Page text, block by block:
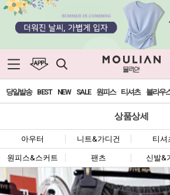
당일발송 BEST NEW SALE 원피스 티셔츠 블라우
상품상세
아우터 니트&가디건 티셔
원피스&스커트 팬츠 신발&